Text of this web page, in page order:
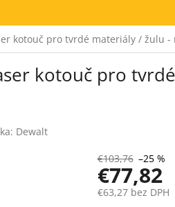
kotouč pro tvrdé materiály / žulu
kotouč pro
Dewalt
€103,76 –25 %
€77,82
€63,27 bez DPH